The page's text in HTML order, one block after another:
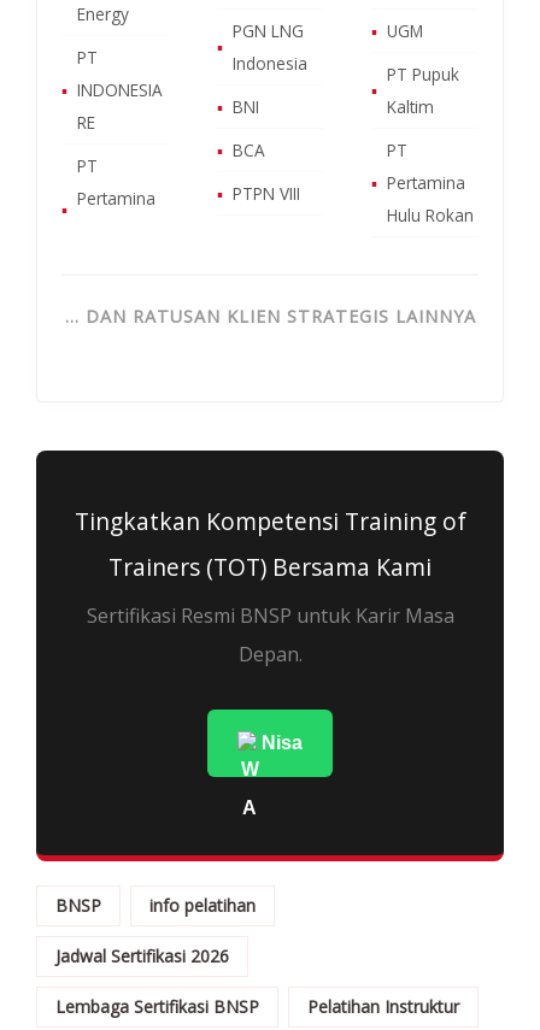
Energy
▪
PT
INDONESIA
RE
▪
PT
Pertamina
▪
PGN LNG
Indonesia
▪ BNI
▪ BCA
▪ PTPN VIII
▪ UGM
▪
PT Pupuk
Kaltim
▪
PT
Pertamina
Hulu Rokan
… DAN RATUSAN KLIEN STRATEGIS LAINNYA
Tingkatkan Kompetensi Training of
Trainers (TOT) Bersama Kami
Sertifikasi Resmi BNSP untuk Karir Masa
Depan.
Nisa
BNSP info pelatihan
Jadwal Sertifikasi 2026
Lembaga Sertifikasi BNSP Pelatihan Instruktur